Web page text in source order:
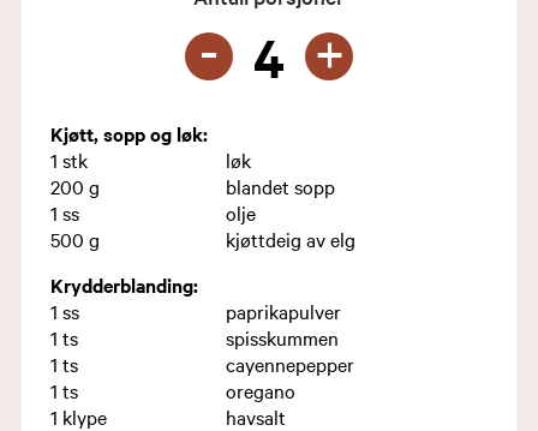
- 4 +
Kjøtt, sopp og løk:
1 stk
løk
200 g
blandet sopp
1 ss
olje
500 g
kjøttdeig av elg
Krydderblanding:
1 ss
paprikapulver
1 ts
spisskummen
1 ts
cayennepepper
1 ts
oregano
1 klype
havsalt